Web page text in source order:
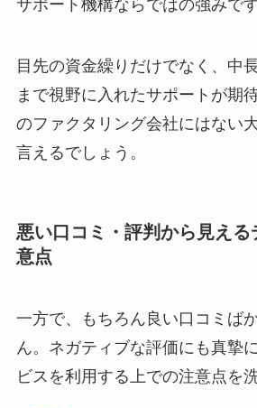
サポート機構ならではの強みです
目先の資金繰りだけでなく、中
まで視野に入れたサポートが期
のファクタリング会社にはない
言えるでしょう。
悪い口コミ・評判から見え
意点
一方で、もちろん良い口コミば
ん。ネガティブな評価にも真摯
ビスを利用する上での注意点を